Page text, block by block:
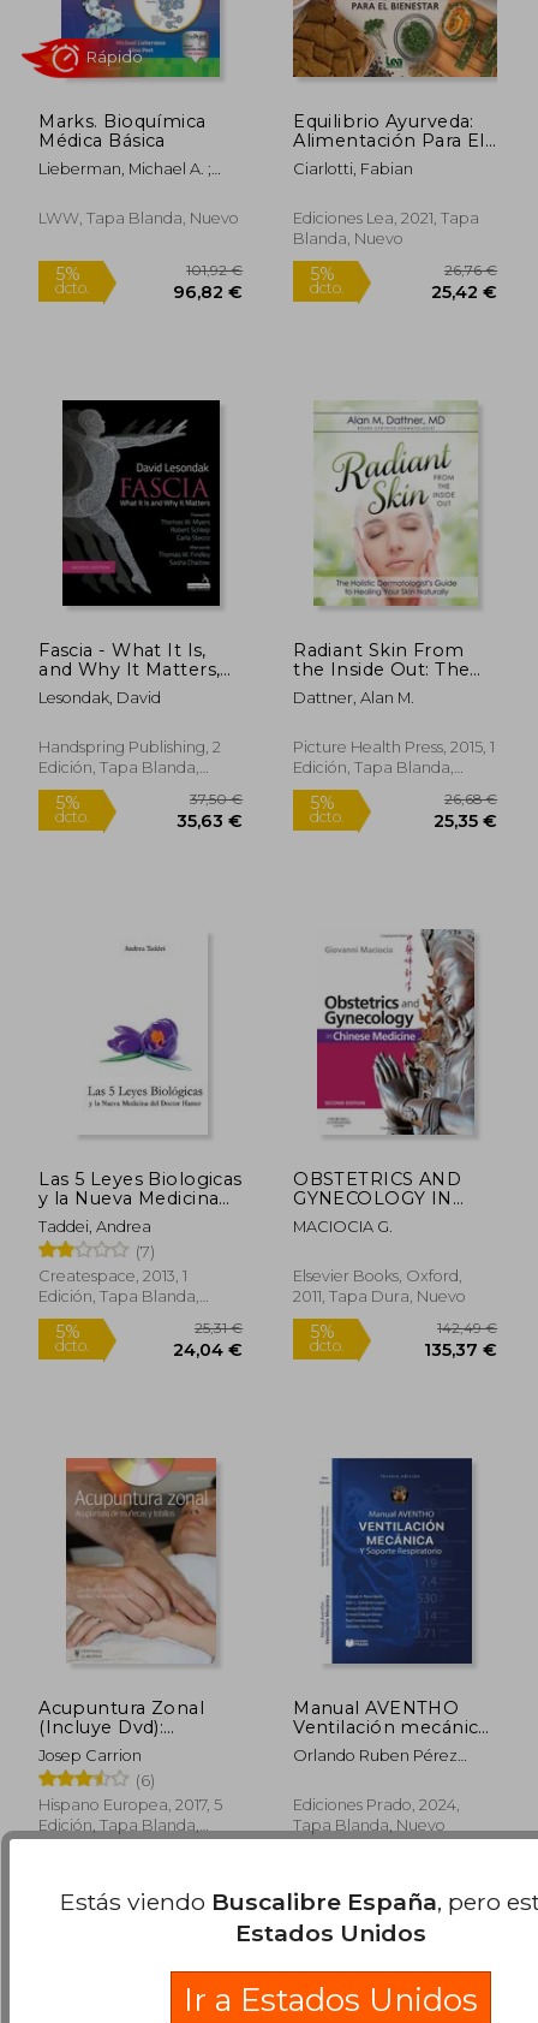
5% 11,09 € 5%
5%
dcto.
31,19 € 5%
dcto.
Marks. Bioquímica
Médica Básica
Lieberman, Michael A. ;
LWW, Tapa Blanda, Nuevo
5%
dcto.
Rápido
Equilibrio Ayurveda:
Alimentación Para El
Bienestar
Ciarlotti, Fabian
Ediciones Lea, 2021, Tapa
Blanda, Nuevo
dcto.
Fascia - What It Is,
and Why It Matters,
Second Edition (en
Inglés)
Lesondak, David
Handspring Publishing, 2
Edición, Tapa Blanda,
Nuevo
37,50 €
Radiant Skin From
the Inside Out: The
Holistic
Dermatologist's
Skin Naturally (en
Inglés)
Dattner, Alan M.
Picture Health Press, 2015, 1
Edición, Tapa Blanda,
Nuevo
Las 5 Leyes Biologicas
y la Nueva Medicina
del Doctor Hamer
Taddei, Andrea
(7)
Createspace, 2013, 1
Edición, Tapa Blanda,
Nuevo
OBSTETRICS AND
GYNECOLOGY IN
CHINESE MEDICINE
2ED (HB 2011) (en
MACIOCIA G.
Elsevier Books, Oxford,
2011, Tapa Dura, Nuevo
Acupuntura Zonal
(Incluye Dvd):
Acupuntura de
Muñecas y Tobillos
Josep Carrion
(6)
Hispano Europea, 2017, 5
Edición, Tapa Blanda,
Usado
Manual AVENTHO
Ventilación mecánica
y soporte respiratorio
Orlando Ruben Pérez
López
Ediciones Prado, 2024,
Tapa Blanda, Nuevo
Estás viendo Buscalibre España, pero
Estados Unidos
Ir a Estados Unidos